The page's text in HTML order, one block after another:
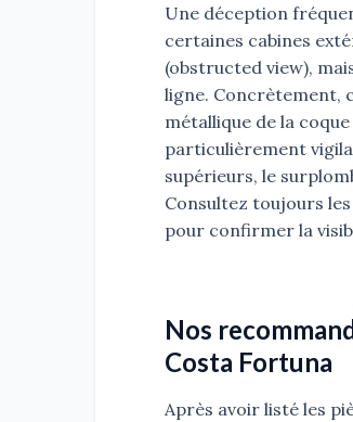
Une déception
certaines cabines
(obstructed view),
ligne. Concrètement,
métallique de la
particulièrement
supérieurs, le
Consultez toujours
pour confirmer la
Nos
Costa Fortuna
Après avoir listé les